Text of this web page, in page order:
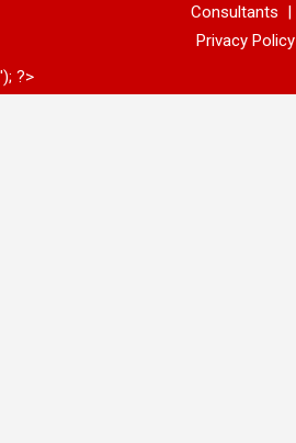
Consultants
Privacy Policy
'); ?>